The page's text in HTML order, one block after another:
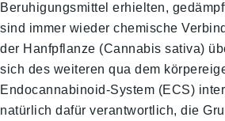
Beruhigungsmittel erhielten,
sind immer wieder chemische
der Hanfpflanze (Cannabis sativa)
sich des weiteren qua dem
Endocannabinoid-System (ECS)
natürlich dafür verantwortlich, die